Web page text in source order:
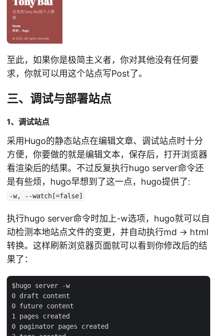
至此，如果你是极简主义者，你对其他没有任何要
求，你就可以用这个站点写Post了。
三、调试与部署站点
1、调试站点
采用Hugo的静态站点在编辑文章、调试站点时十分
方便，你要做的就是编辑文本，保存后，打开浏览器
看渲染后的结果。不过反复执行hugo server命令还
是有些烦，hugo早想到了这一点，hugo提供了:
-w, --watch[=false]
执行hugo server命令时加上-w选项，hugo就可以自
动检测本地站点文件的变更，并自动执行md -> html
转换。这样刷新浏览器页面就可以看到你修改后的结
果了：
$hugo server -w
0 draft content
0 future content
1 pages created
0 paginator pages created